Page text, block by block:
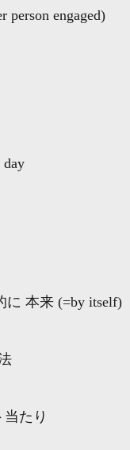
engaged)
day
に 本来 (=by itself)
たり